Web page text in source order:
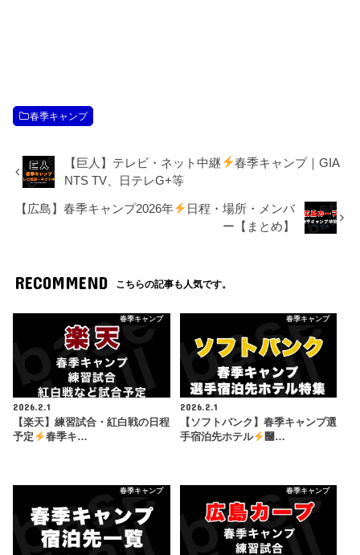
春季キャンプ
【巨人】テレビ・ネット中継
春季キャンプ｜GIA
NTS TV、日テレG+等
【広島】春季キャンプ2026年
日程・場所・メンバ
ー【まとめ】
RECOMMEND こちらの記事も人気です。
春季キャンプ
2026.2.1
【楽天】練習試合・紅白戦の日程
予定
春季キ…
春季キャンプ
2026.2.1
【ソフトバンク】春季キャンプ選
手宿泊先ホテル
࿠…
春季キャンプ 春季キャンプ